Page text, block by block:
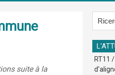
suite à la
RT11